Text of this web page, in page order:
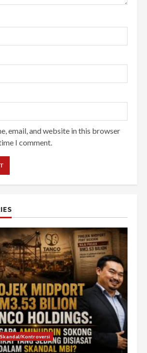
email, and website in this browser
I comment.
Skandal/Kontroversi